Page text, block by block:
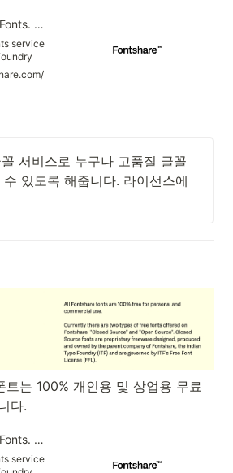
Fontshare: Quality Fonts. Free.
service
서비스로 누구나 고품질 글꼴
있도록 해줍니다. 라이선스에
트는 100% 개인용 및 상업용 무료
다.
Fontshare: Quality Fonts. Free.
service